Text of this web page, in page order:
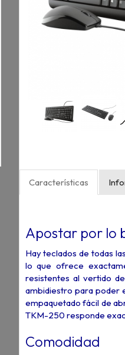
Características
Apostar por lo
Hay teclados de todas
lo que ofrece
resistentes al vertido
ambidiestro para poder
empaquetado fácil de
TKM-250 responde
Comodidad